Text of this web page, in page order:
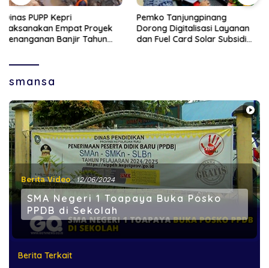
Pemko Tanjungpinang
Dorong Digitalisasi Layanan
dan Fuel Card Solar Subsidi
Tutup Celah Penyelundupan
Narkoba, Polresta
Tanjungpinang Gandeng
smansa
Berita Video 12/06/2024
SMA Negeri 1 Toapaya Buka Posko
PPDB di Sekolah
Berita Terkait